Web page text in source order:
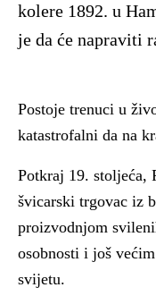
kolere 1892. u
je da će napraviti
Postoje trenuci u
katastrofalni da na
Potkraj 19. stoljeća,
švicarski trgovac iz
proizvodnjom
osobnosti i još
svijetu.